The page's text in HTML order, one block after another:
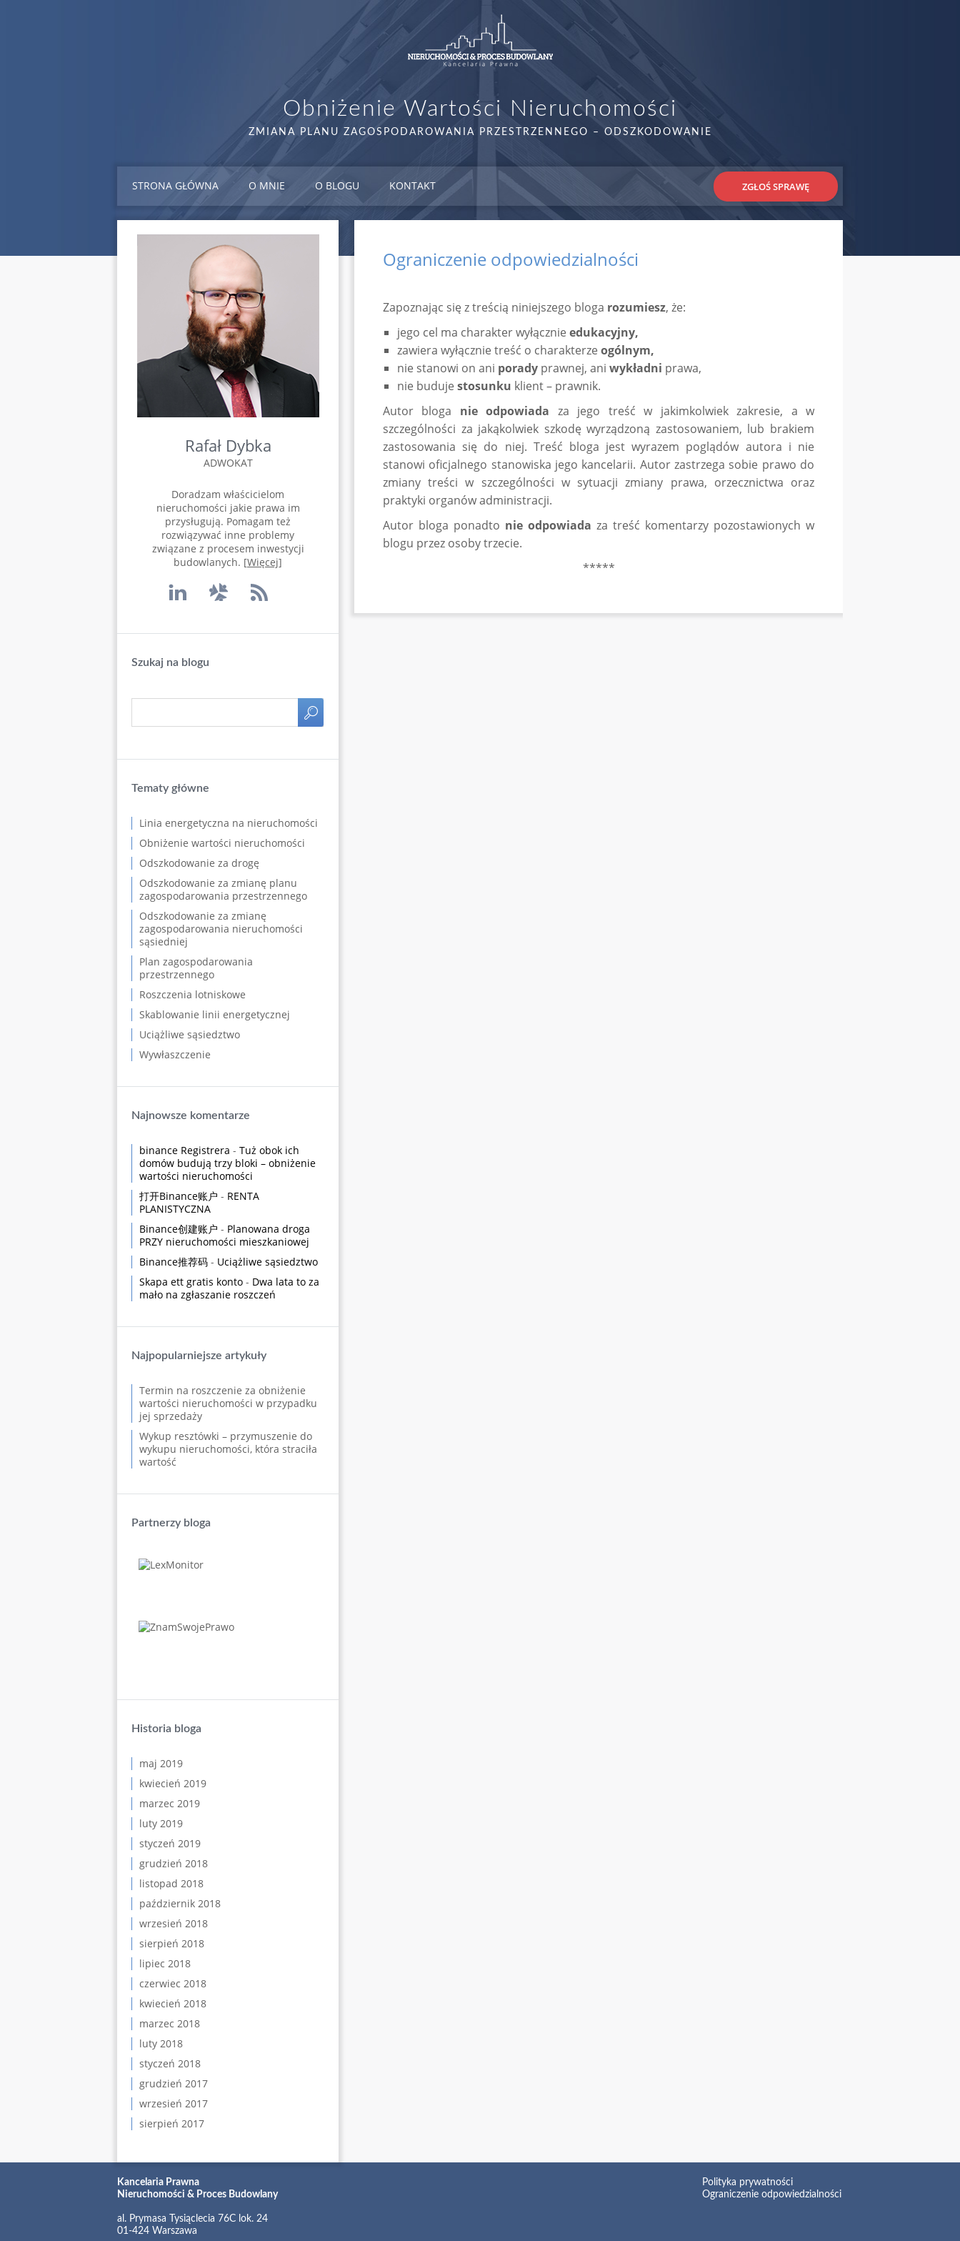
Obniżenie Wartości Nieruchomości
ZMIANA PLANU ZAGOSPODAROWANIA PRZESTRZENNEGO – ODSZKODOWANIE
STRONA GŁÓWNA O MNIE O BLOGU KONTAKT ZGŁOŚ SPRAWĘ
Ograniczenie odpowiedzialności
Zapoznając się z treścią niniejszego bloga rozumiesz, że:
jego cel ma charakter wyłącznie edukacyjny,
zawiera wyłącznie treść o charakterze ogólnym,
nie stanowi on ani porady prawnej, ani wykładni prawa,
nie buduje stosunku klient – prawnik.
Autor bloga nie odpowiada za jego treść w jakimkolwiek zakresie, a w
szczególności za jakąkolwiek szkodę wyrządzoną zastosowaniem, lub brakiem
zastosowania się do niej. Treść bloga jest wyrazem poglądów autora i nie
stanowi oficjalnego stanowiska jego kancelarii. Autor zastrzega sobie prawo do
zmiany treści w szczególności w sytuacji zmiany prawa, orzecznictwa oraz
praktyki organów administracji.
Autor bloga ponadto nie odpowiada za treść komentarzy pozostawionych w
blogu przez osoby trzecie.
*****
Rafał Dybka
ADWOKAT
Doradzam właścicielom
nieruchomości jakie prawa im
przysługują. Pomagam też
rozwiązywać inne problemy
związane z procesem inwestycji
budowlanych. [Więcej]
Szukaj na blogu
Tematy główne
Linia energetyczna na nieruchomości
Obniżenie wartości nieruchomości
Odszkodowanie za drogę
Odszkodowanie za zmianę planu
zagospodarowania przestrzennego
Odszkodowanie za zmianę
zagospodarowania nieruchomości
sąsiedniej
Plan zagospodarowania
przestrzennego
Roszczenia lotniskowe
Skablowanie linii energetycznej
Uciążliwe sąsiedztwo
Wywłaszczenie
Najnowsze komentarze
binance Registrera - Tuż obok ich
domów budują trzy bloki – obniżenie
wartości nieruchomości
打开Binance账户 - RENTA
PLANISTYCZNA
Binance创建账户 - Planowana droga
PRZY nieruchomości mieszkaniowej
Binance推荐码 - Uciążliwe sąsiedztwo
Skapa ett gratis konto - Dwa lata to za
mało na zgłaszanie roszczeń
Najpopularniejsze artykuły
Termin na roszczenie za obniżenie
wartości nieruchomości w przypadku
jej sprzedaży
Wykup resztówki – przymuszenie do
wykupu nieruchomości, która straciła
wartość
Partnerzy bloga
Historia bloga
maj 2019
kwiecień 2019
marzec 2019
luty 2019
styczeń 2019
grudzień 2018
listopad 2018
październik 2018
wrzesień 2018
sierpień 2018
lipiec 2018
czerwiec 2018
kwiecień 2018
marzec 2018
luty 2018
styczeń 2018
grudzień 2017
wrzesień 2017
sierpień 2017
Kancelaria Prawna
Nieruchomości & Proces Budowlany
al. Prymasa Tysiąclecia 76C lok. 24
01-424 Warszawa
Polityka prywatności
Ograniczenie odpowiedzialności